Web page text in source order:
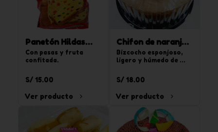
Panetón Hildas
900 g
Con pasas y fruta
confitada.
S/ 15.00
Ver producto
Chifon de naranja
850g
Bizcocho esponjoso,
ligero y húmedo de
tajadas.
S/ 18.00
Ver producto